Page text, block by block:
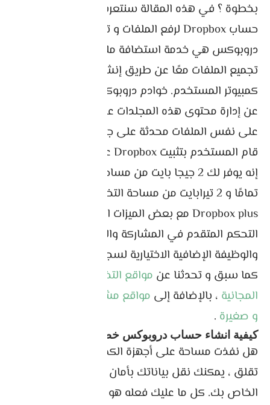
بخطوة ؟ في هذه المقالة سنتعرف على طريقة انشاء
حساب Dropbox لرفع الملفات و تخزينها .
دروبوكس هي خدمة استضافة ملفات مسؤولة عن
تجميع الملفات معًا عن طريق إنشاء مجلد معين على
كمبيوتر المستخدم. خوادم دروبوكس هي المسؤولة
عن إدارة محتوى هذه المجلدات عن طريق الحفاظ
على نفس الملفات محدثة على جميع الأجهزة التي
قام المستخدم بتثبيت Dropbox عليها.
إنه يوفر لك 2 جيجا بايت من مساحة التخزين المجانية
تمامًا و 2 تيرابايت من مساحة التخزين لمستخدمي
Dropbox plus مع بعض الميزات الإضافية بما في ذلك
التحكم المتقدم في المشاركة والمسح عن بُعد
والوظيفة الإضافية الاختيارية لسجل الإصدار الموسع.
كما سبق و تحدثنا عن مواقع التخزين السحابي
المجانية ، بالإضافة إلى مواقع مشاركة الملفات الكبيرة
و صغيرة .
كيفية انشاء حساب دروبوكس خطوة بخطوة
هل نفذت مساحة على أجهزة الكمبيوتر الخاصة بك؟ لا
الخاص بك. كل ما عليك فعله هو إنشاء حساب